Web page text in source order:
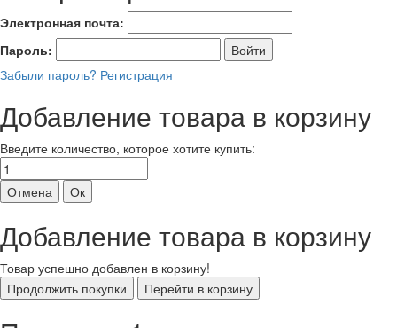
Электронная почта:
Пароль:
Забыли пароль? Регистрация
Добавление товара в корзину
Введите количество, которое хотите купить:
Добавление товара в корзину
Товар успешно добавлен в корзину!